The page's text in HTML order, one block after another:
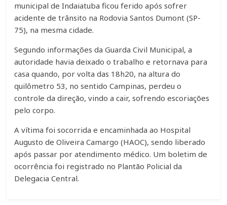
municipal de Indaiatuba ficou ferido após sofrer
acidente de trânsito na Rodovia Santos Dumont (SP-
75), na mesma cidade.
Segundo informações da Guarda Civil Municipal, a
autoridade havia deixado o trabalho e retornava para
casa quando, por volta das 18h20, na altura do
quilômetro 53, no sentido Campinas, perdeu o
controle da direção, vindo a cair, sofrendo escoriações
pelo corpo.
A vítima foi socorrida e encaminhada ao Hospital
Augusto de Oliveira Camargo (HAOC), sendo liberado
após passar por atendimento médico. Um boletim de
ocorrência foi registrado no Plantão Policial da
Delegacia Central.